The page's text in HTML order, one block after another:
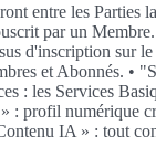
entre les
par un
d'inscription sur
et Abonnés. •
: les Services
: profil numérique
IA » : tout